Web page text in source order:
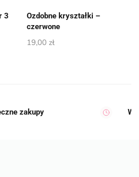
3
Ozdobne kryształki –
czerwone
19,00 zł
zakupy